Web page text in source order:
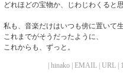
どれほどの宝物か、じわじわくると
私も、音楽だけはいつも傍に置いて生
これまでがそうだったように、
これからも、ずっと。
| hinako | EMAIL | URL |